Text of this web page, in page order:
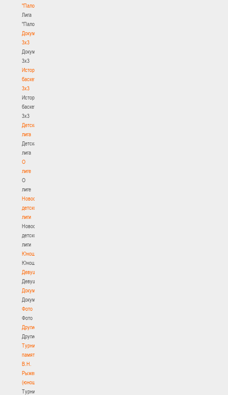
"Палова"
Лига
"Палова"
Документы
3х3
Документы
3х3
История
баскетбола
3х3
История
баскетбола
3х3
Детская
лига
Детская
лига
О
лиге
О
лиге
Новости
детской
лиги
Новости
детской
лиги
Юноши
Юноши
Девушки
Девушки
Документы
Документы
Фото
Фото
Другие
Другие
Турнир
памяти
В.Н.
Рыженкова
(юноши)
Турнир